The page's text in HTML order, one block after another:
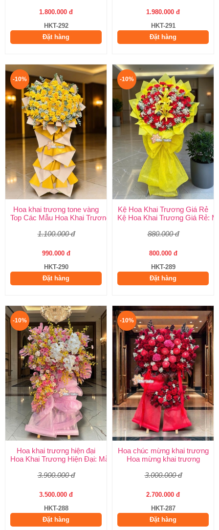
1.800.000 đ
HKT-292
Đặt hàng
1.980.000 đ
HKT-291
Đặt hàng
-10%
Hoa khai trương tone vàng
Top Các Mẫu Hoa Khai Trương Tone Vàng Đẹp, Sang Trọng,
1.100.000 đ
990.000 đ
HKT-290
Đặt hàng
-10%
Kệ Hoa Khai Trương Giá Rẻ
Kệ Hoa Khai Trương Giá Rẻ:
880.000 đ
800.000 đ
HKT-289
Đặt hàng
-10%
Hoa khai trương hiện đại
Hoa Khai Trương Hiện Đại: Mẫu Đẹp, Sang Trọng & Giao Nhanh
3.900.000 đ
3.500.000 đ
HKT-288
Đặt hàng
-10%
Hoa chúc mừng khai trương
Hoa mừng khai trương
3.000.000 đ
2.700.000 đ
HKT-287
Đặt hàng